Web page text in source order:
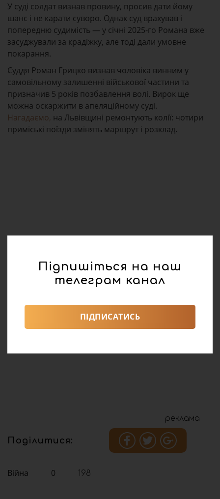
У суді солдат визнав провину, просив дати йому
шанс і не карати суворо. Однак суд врахував і
попередню судимість — у січні 2025-го Романа вже
засуджували за крадіжку, але тоді дали умовне
покарання.
Суддя Роман Грицко визнав чоловіка винним у
самовільному залишенні військової частини та
призначив 5 років позбавлення волі. Вирок ще
можна оскаржити в апеляційному суді.
Нагадаємо, на Львівщині ремонтують колії: чотири
приміські поїзди змінять маршрут і розклад.
реклама
Поділитися:
Війна 0 198
Підпишіться на наш
телеграм канал
ПІДПИСАТИСЬ